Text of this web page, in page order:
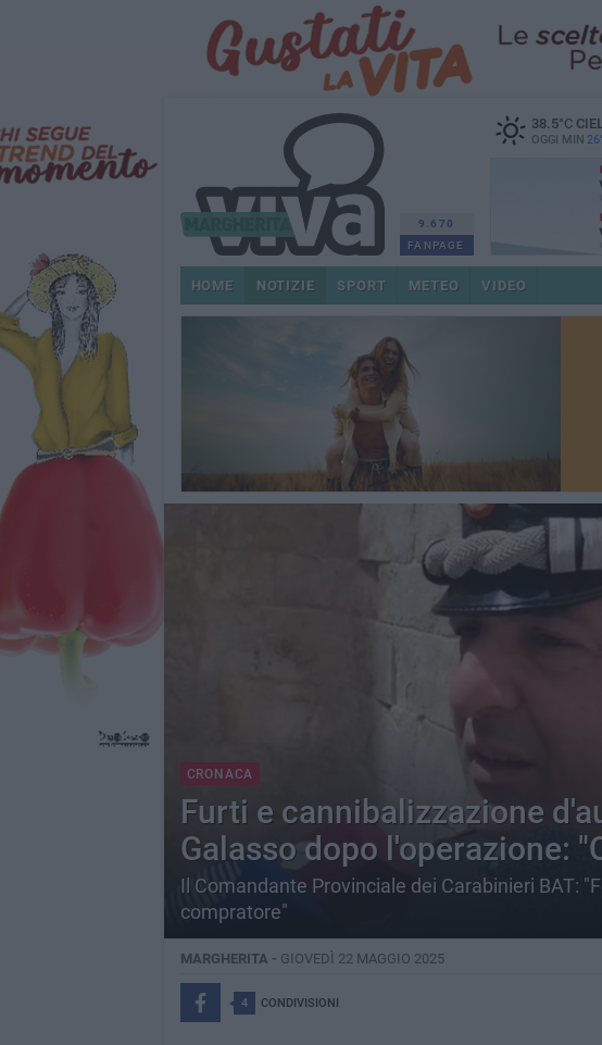
9.670
FANPAGE
38.5°C
OGGI MIN 26°
HOME NOTIZIE SPORT METEO VIDEO
CRONACA
Furti e cannibalizzazione
Galasso dopo l'operazione:
Il Comandante Provinciale dei Carabinieri BAT:
compratore"
MARGHERITA - GIOVEDÌ 22 MAGGIO 2025
4 CONDIVISIONI